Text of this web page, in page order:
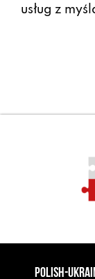
usług z
POLISH-